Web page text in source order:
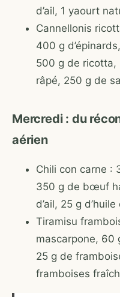
d’ail, 1 yaourt
Cannellonis
400 g
500 g de ricotta,
râpé, 250 g de
Mercredi : du
aérien
Chili con carne :
350 g de bœuf
d’ail, 25 g
Tiramisu
mascarpone, 60
25 g de
framboises